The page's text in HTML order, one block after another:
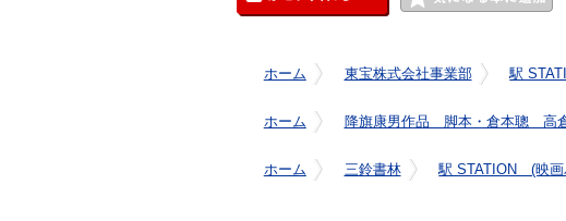
ホーム 東宝株式会社事業部 駅
ホーム 降旗康男作品 脚本・倉本聰 高
ホーム 三鈴書林 駅 STATION (映画